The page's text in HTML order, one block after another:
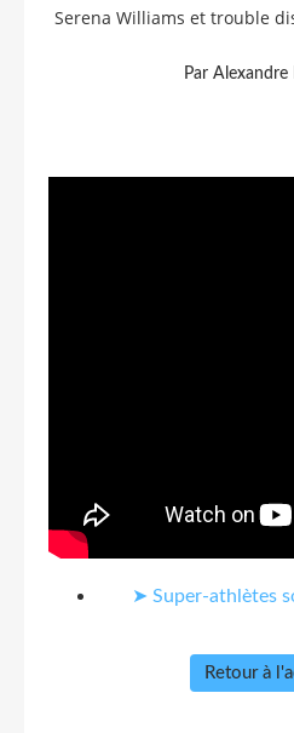
Serena Williams et trouble
Par Alexandre
➤ Super-athlètes
Retour à